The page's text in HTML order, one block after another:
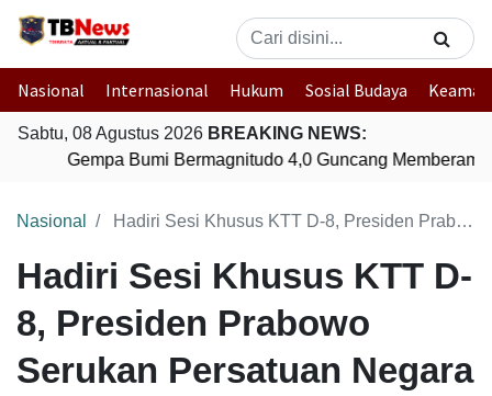
Nasional Internasional Hukum Sosial Budaya
Sabtu, 08 Agustus 2026 BREAKING NEWS:
Gempa Bumi Bermagnitudo 4,0 Guncang Memberamo
Nasional Hadiri Sesi Khusus KTT D-8, Presiden Prabowo Serukan Persatuan Negara Muslim
Hadiri Sesi Khusus KTT D-
8, Presiden Prabowo
Serukan Persatuan Negara